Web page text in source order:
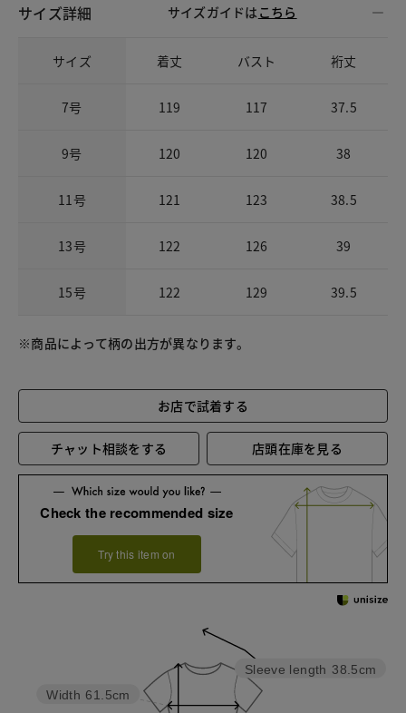
サイズ詳細 サイズガイドは こちら
サイズ 着丈 バスト 裄丈
7号 119 117 37.5
9号 120 120 38
11号 121 123 38.5
13号 122 126 39
15号 122 129 39.5
※商品によって柄の出方が異なります。
お店で試着する
チャット相談をする 店頭在庫を見る
Check the recommended size
Try this item on
Sleeve length 38.5cm
Width 61.5cm